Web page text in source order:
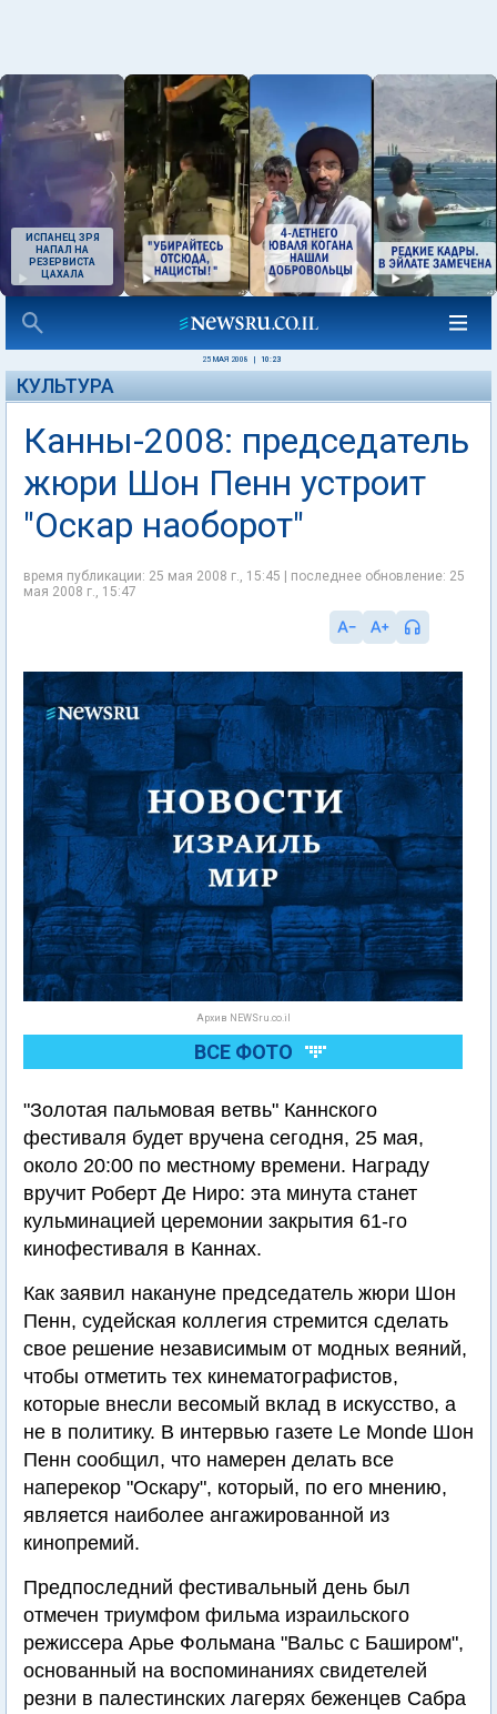
ИСПАНЕЦ ЗРЯ
НАПАЛ НА
РЕЗЕРВИСТА
ЦАХАЛА
25 МАЯ 2008 10:23
КУЛЬТУРА
Канны-2008: председатель
жюри Шон Пенн устроит
"Оскар наоборот"
время публикации: 25 мая 2008 г., 15:45 | последнее обновление: 25
мая 2008 г., 15:47
Архив NEWSru.co.il
ВСЕ ФОТО
"Золотая пальмовая ветвь" Каннского
фестиваля будет вручена сегодня, 25 мая,
около 20:00 по местному времени. Награду
вручит Роберт Де Ниро: эта минута станет
кульминацией церемонии закрытия 61-го
кинофестиваля в Каннах.
Как заявил накануне председатель жюри Шон
Пенн, судейская коллегия стремится сделать
свое решение независимым от модных веяний,
чтобы отметить тех кинематографистов,
которые внесли весомый вклад в искусство, а
не в политику. В интервью газете Le Monde Шон
Пенн сообщил, что намерен делать все
наперекор "Оскару", который, по его мнению,
является наиболее ангажированной из
кинопремий.
Предпоследний фестивальный день был
отмечен триумфом фильма израильского
режиссера Арье Фольмана "Вальс с Баширом",
основанный на воспоминаниях свидетелей
резни в палестинских лагерях беженцев Сабра